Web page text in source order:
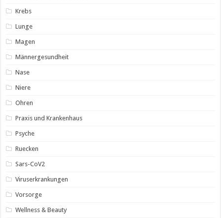
Krebs
Lunge
Magen
Männergesundheit
Nase
Niere
Ohren
Praxis und Krankenhaus
Psyche
Ruecken
Sars-CoV2
Viruserkrankungen
Vorsorge
Wellness & Beauty